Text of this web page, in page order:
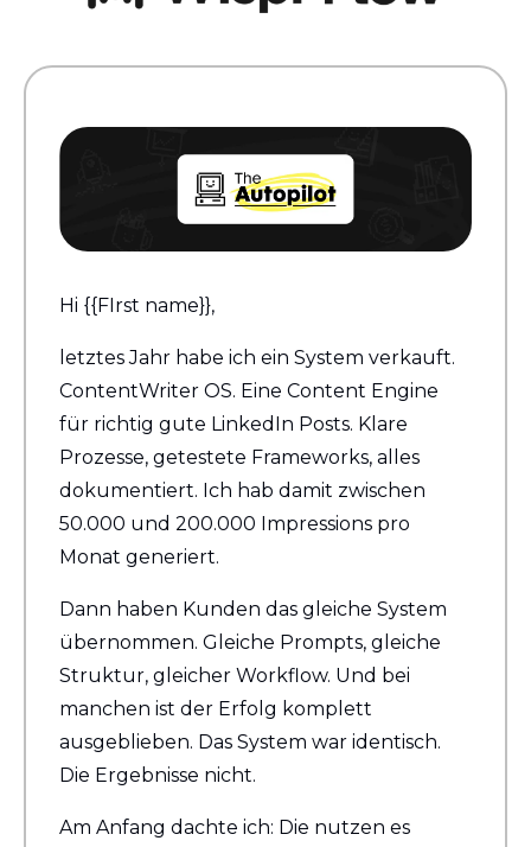
Hi {{FIrst name}},
letztes Jahr habe ich ein System verkauft.
ContentWriter OS. Eine Content Engine
für richtig gute LinkedIn Posts. Klare
Prozesse, getestete Frameworks, alles
dokumentiert. Ich hab damit zwischen
50.000 und 200.000 Impressions pro
Monat generiert.
Dann haben Kunden das gleiche System
übernommen. Gleiche Prompts, gleiche
Struktur, gleicher Workflow. Und bei
manchen ist der Erfolg komplett
ausgeblieben. Das System war identisch.
Die Ergebnisse nicht.
Am Anfang dachte ich: Die nutzen es